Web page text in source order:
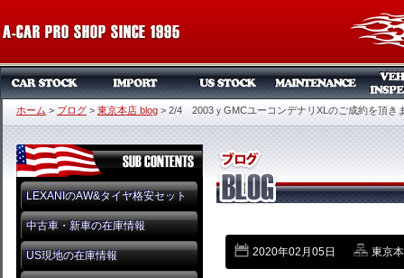
ホーム > ブログ > 東京本店 blog > 2/4 2003ｙGMCユーコンデナリXLのご成約を頂き
LEXANIのAW&タイヤ格安セット
中古車・新車の在庫情報
US現地の在庫情報 2020年02月05日 東京